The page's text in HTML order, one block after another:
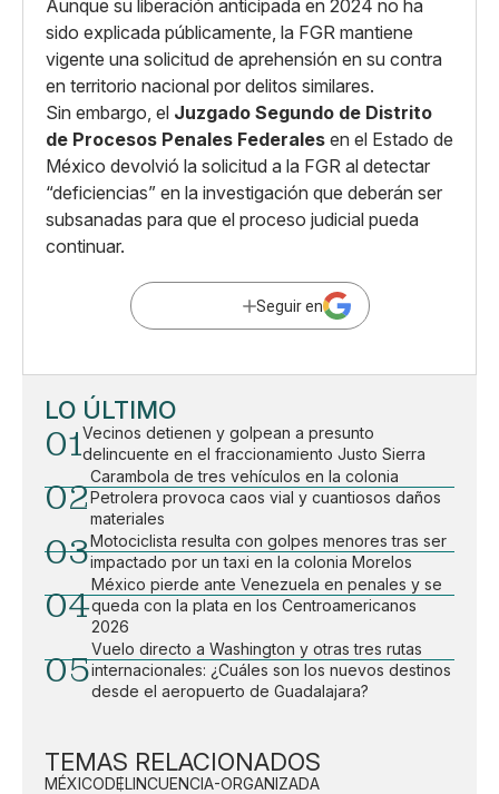
Aunque su liberación anticipada en 2024 no ha
sido explicada públicamente, la FGR mantiene
vigente una solicitud de aprehensión en su contra
en territorio nacional por delitos similares.
Sin embargo, el Juzgado Segundo de Distrito
de Procesos Penales Federales en el Estado de
México devolvió la solicitud a la FGR al detectar
“deficiencias” en la investigación que deberán ser
subsanadas para que el proceso judicial pueda
continuar.
Seguir en
LO ÚLTIMO
01Vecinos detienen y golpean a presunto
delincuente en el fraccionamiento Justo Sierra
02
Carambola de tres vehículos en la colonia
Petrolera provoca caos vial y cuantiosos daños
materiales
03Motociclista resulta con golpes menores tras ser
impactado por un taxi en la colonia Morelos
04
México pierde ante Venezuela en penales y se
queda con la plata en los Centroamericanos
2026
05
Vuelo directo a Washington y otras tres rutas
internacionales: ¿Cuáles son los nuevos destinos
desde el aeropuerto de Guadalajara?
TEMAS RELACIONADOS
MÉXICODELINCUENCIA-ORGANIZADA